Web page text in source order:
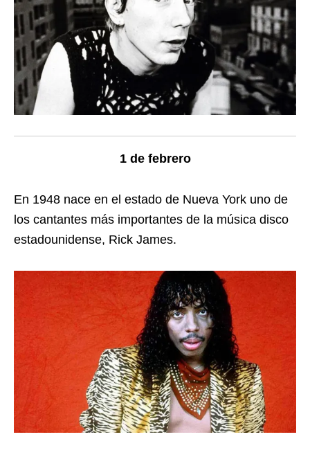
1 de febrero
En 1948 nace en el estado de Nueva York uno de
los cantantes más importantes de la música disco
estadounidense, Rick James.